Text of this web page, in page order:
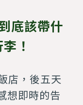
底該帶什
！
店，後五天
想即時的告